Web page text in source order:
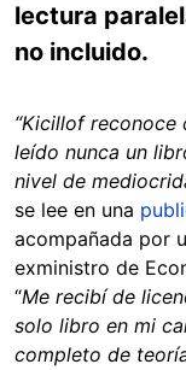
lectura
no incluido.
“Kicillof reconoce
leído nunca un
nivel de
se lee en una
acompañada por
exministro de
“Me recibí de
solo libro en mi
completo de